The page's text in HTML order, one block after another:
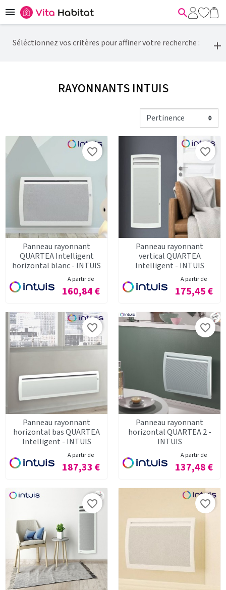
 
Séléctionnez vos critères pour affiner votre recherche :
RAYONNANTS INTUIS
Panneau rayonnant
QUARTEA Intelligent
horizontal blanc - INTUIS
A partir de
Prix
160,84 €
favorite_border
Panneau rayonnant
vertical QUARTEA
Intelligent - INTUIS
A partir de
Prix
175,45 €
favorite_border
Panneau rayonnant
horizontal bas QUARTEA
Intelligent - INTUIS
A partir de
Prix
187,33 €
favorite_border
Panneau rayonnant
horizontal QUARTEA 2 -
INTUIS
A partir de
Prix
137,48 €
favorite_border
favorite_border favorite_border